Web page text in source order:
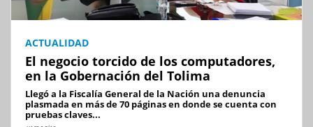
ACTUALIDAD
El negocio torcido de los computadores,
en la Gobernación del Tolima
Llegó a la Fiscalía General de la Nación una denuncia
plasmada en más de 70 páginas en donde se cuenta con
pruebas claves...